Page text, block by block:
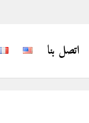
اتصل بنا